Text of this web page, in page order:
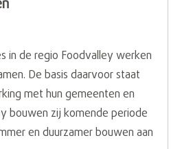
in de regio Foodvalley werken
De basis daarvoor staat
met hun gemeenten en
bouwen zij komende periode
en duurzamer bouwen aan